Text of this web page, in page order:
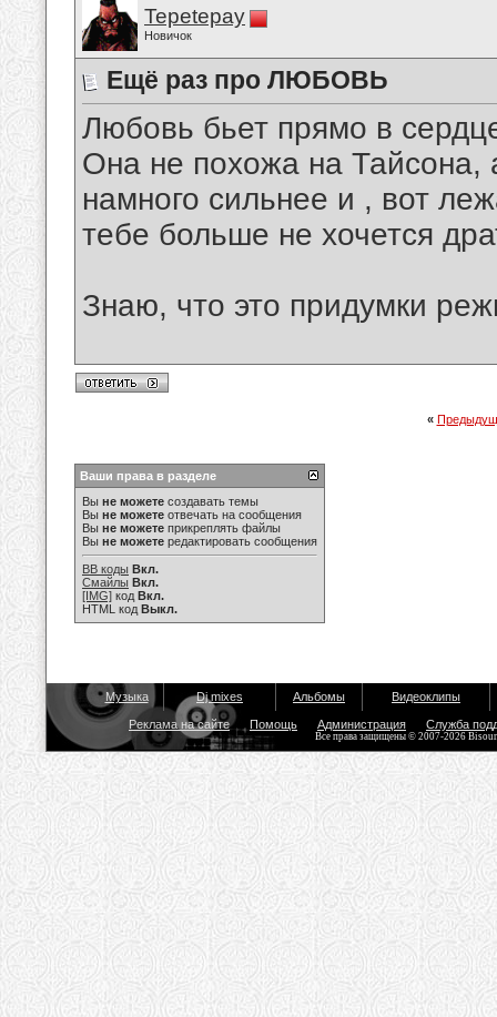
Tepetepay
Новичок
Ещё раз про ЛЮБОВЬ
Любовь бьет прямо в
Она не похожа на Тайсона,
намного сильнее и , вот
тебе больше не хочется
Знаю, что это придумки
«
Ваши права в разделе
Вы не можете создавать темы
Вы не можете отвечать на сообщения
Вы не можете прикреплять файлы
Вы не можете редактировать сообщения
BB коды Вкл.
Смайлы Вкл.
[IMG] код Вкл.
HTML код Выкл.
Музыка Dj mixes Альбомы Видеоклипы
Реклама на сайте Помощь Администрация Служба
Все права защищены © 2007-2026